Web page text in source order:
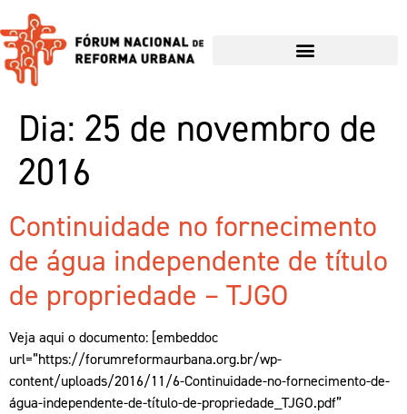
Dia: 25 de novembro de
2016
Continuidade no fornecimento
de água independente de título
de propriedade – TJGO
Veja aqui o documento: [embeddoc
url=”https://forumreformaurbana.org.br/wp-
content/uploads/2016/11/6-Continuidade-no-fornecimento-de-
água-independente-de-título-de-propriedade_TJGO.pdf”